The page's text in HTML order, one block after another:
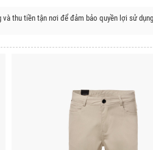
thu tiền tận nơi để đảm bảo quyền lợi sử